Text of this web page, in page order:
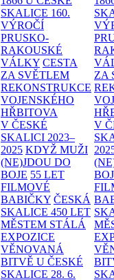
SKALICE 160.
VÝROČÍ
PRUSKO-
RAKOUSKÉ
VÁLKY CESTA
ZA SVĚTLEM
REKONSTRUKCE
VOJENSKÉHO
HŘBITOVA
V ČESKÉ
SKALICI 2023–
2025 KDYŽ MUŽI
(NE)JDOU DO
BOJE 55 LET
FILMOVÉ
BABIČKY ČESKÁ
SKALICE 450 LET
MĚSTEM STÁLÁ
EXPOZICE
VĚNOVANÁ
BITVĚ U ČESKÉ
SKALICE 28. 6.
ZA
V